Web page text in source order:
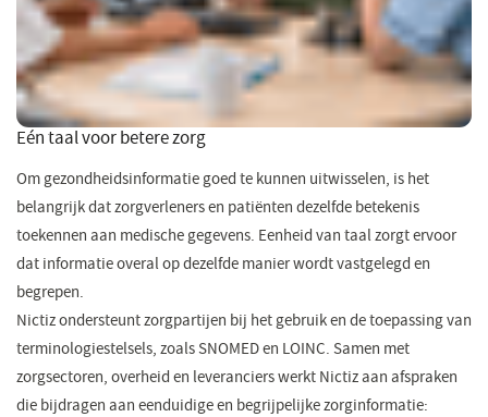
Eén taal voor betere zorg
Om gezondheidsinformatie goed te kunnen uitwisselen, is het
belangrijk dat zorgverleners en patiënten dezelfde betekenis
toekennen aan medische gegevens. Eenheid van taal zorgt ervoor
dat informatie overal op dezelfde manier wordt vastgelegd en
begrepen.
Nictiz ondersteunt zorgpartijen bij het gebruik en de toepassing van
terminologiestelsels, zoals SNOMED en LOINC. Samen met
zorgsectoren, overheid en leveranciers werkt Nictiz aan afspraken
die bijdragen aan eenduidige en begrijpelijke zorginformatie: